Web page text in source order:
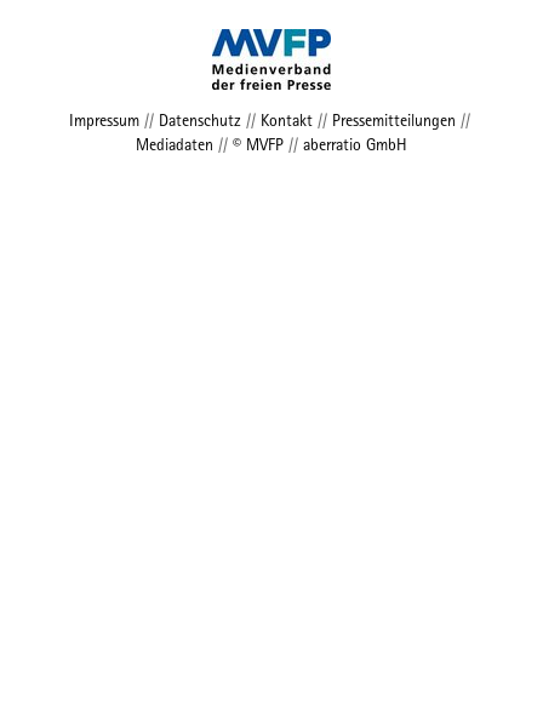
Impressum// Datenschutz // Kontakt// Pressemitteilungen //
Mediadaten // © MVFP // aberratio GmbH